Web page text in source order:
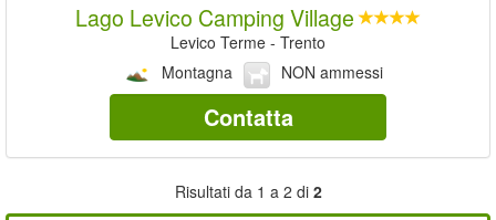
Lago Levico Camping Village
Levico Terme - Trento
Montagna
NON ammessi
Contatta
Risultati da 1 a 2 di 2